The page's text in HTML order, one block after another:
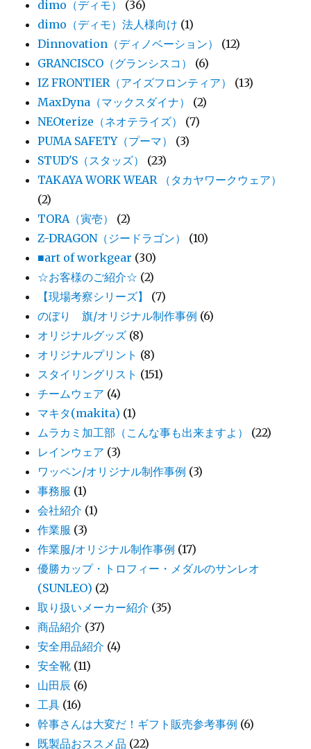
dimo（ディモ）
(36)
dimo（ディモ）法人様向け (1)
Dinnovation（ディノベーション）
(12)
GRANCISCO（グランシスコ）
(6)
IZ FRONTIER（アイズフロンティア）
(13)
MaxDyna（マックスダイナ）
(2)
NEOterize（ネオテライズ）
(7)
PUMA SAFETY（プーマ）
(3)
STUD'S（スタッズ）
(23)
TAKAYA WORK WEAR （タカヤワークウェア）
(2)
TORA（寅壱）
(2)
Z-DRAGON（ジードラゴン）
(10)
■art of workgear (30)
☆お客様のご紹介☆ (2)
【現場考察シリーズ】
(7)
のぼり 旗/オリジナル制作事例 (6)
オリジナルグッズ (8)
オリジナルプリント (8)
スタイリングリスト (151)
チームウェア (4)
マキタ(makita) (1)
ムラカミ加工部（こんな事も出来ますよ）
(22)
レインウェア (3)
ワッペン/オリジナル制作事例 (3)
事務服 (1)
会社紹介 (1)
作業服 (3)
作業服/オリジナル制作事例 (17)
優勝カップ・トロフィー・メダルのサンレオ
(SUNLEO) (2)
取り扱いメーカー紹介 (35)
商品紹介 (37)
安全用品紹介 (4)
安全靴 (11)
山田辰 (6)
工具 (16)
幹事さんは大変だ！ギフト販売参考事例 (6)
既製品おススメ品 (22)